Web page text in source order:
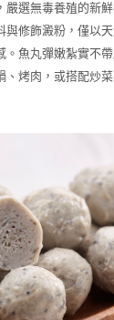
嚴選無毒養殖的新
與修飾澱粉，僅以
。魚丸彈嫩紮實不
、烤肉，或搭配炒